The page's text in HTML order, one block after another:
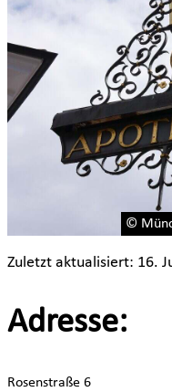
©
Zuletzt aktualisiert: 16.
Adresse:
Rosenstraße 6